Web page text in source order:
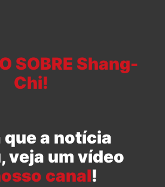
SOBRE Shang-
Chi!
que a notícia
veja um vídeo
canal!